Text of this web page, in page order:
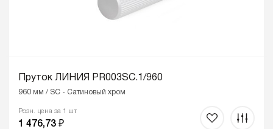
Пруток ЛИНИЯ PR003SC.1/960
960 мм / SC - Сатиновый хром
Розн. цена за 1 шт
1 476,73 ₽